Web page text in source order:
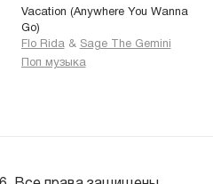
Vacation (Anywhere You Wanna
Go)
Flo Rida & Sage The Gemini
Поп музыка